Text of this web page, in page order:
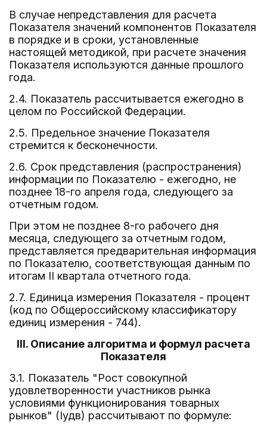
В случае непредставления для расчета
Показателя значений компонентов Показателя
в порядке и в сроки, установленные
настоящей методикой, при расчете значения
Показателя используются данные прошлого
года.
2.4. Показатель рассчитывается ежегодно в
целом по Российской Федерации.
2.5. Предельное значение Показателя
стремится к бесконечности.
2.6. Срок представления (распространения)
информации по Показателю - ежегодно, не
позднее 18-го апреля года, следующего за
отчетным годом.
При этом не позднее 8-го рабочего дня
месяца, следующего за отчетным годом,
представляется предварительная информация
по Показателю, соответствующая данным по
итогам II квартала отчетного года.
2.7. Единица измерения Показателя - процент
(код по Общероссийскому классификатору
единиц измерения - 744).
III. Описание алгоритма и формул расчета
Показателя
3.1. Показатель "Рост совокупной
удовлетворенности участников рынка
условиями функционирования товарных
рынков" (Iудв) рассчитывают по формуле: